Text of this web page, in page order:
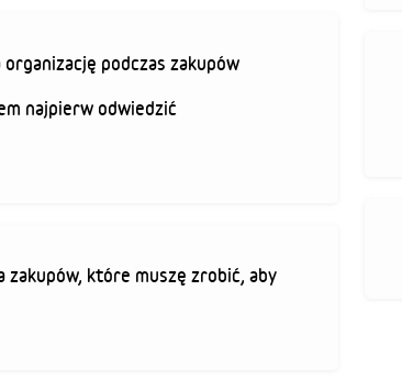
podczas zakupów
najpierw odwiedzić
zakupów, które muszę zrobić, aby